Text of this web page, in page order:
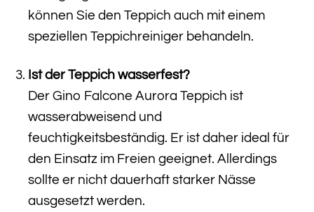
können Sie den Teppich auch mit einem
speziellen Teppichreiniger behandeln.
Ist der Teppich wasserfest?
Der Gino Falcone Aurora Teppich ist
wasserabweisend und
feuchtigkeitsbeständig. Er ist daher ideal für
den Einsatz im Freien geeignet. Allerdings
sollte er nicht dauerhaft starker Nässe
ausgesetzt werden.